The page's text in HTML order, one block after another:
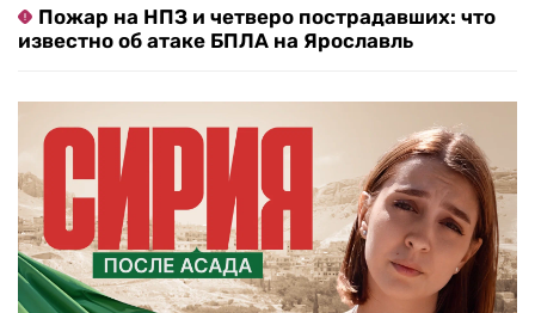
Пожар на НПЗ и четверо пострадавших: что
известно об атаке БПЛА на Ярославль